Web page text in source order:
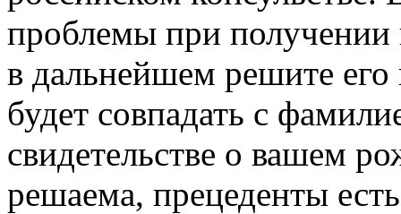
проблемы при получении
в дальнейшем решите
будет совпадать с
свидетельстве о вашем
решаема, прецеденты